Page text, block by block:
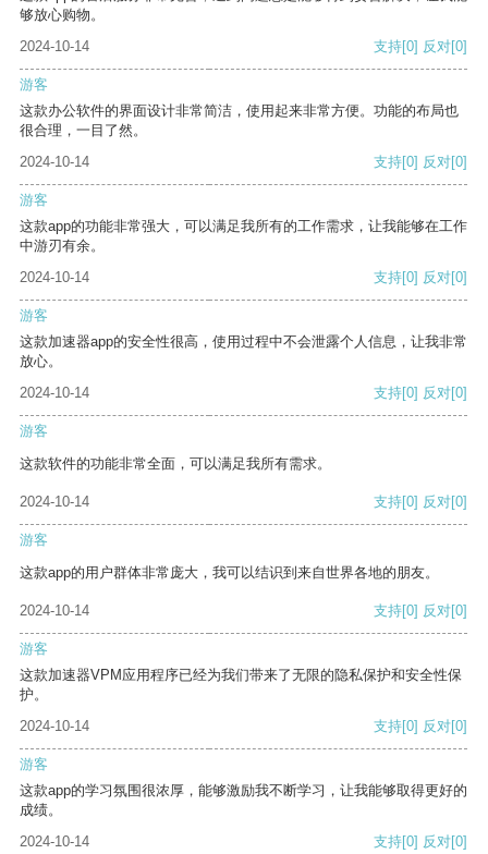
够放心购物。
2024-10-14
支持[0] 反对[0]
游客
这款办公软件的界面设计非常简洁，使用起来非常方便。功能的布局也
很合理，一目了然。
2024-10-14
支持[0] 反对[0]
游客
这款app的功能非常强大，可以满足我所有的工作需求，让我能够在工作
中游刃有余。
2024-10-14
支持[0] 反对[0]
游客
这款加速器app的安全性很高，使用过程中不会泄露个人信息，让我非常
放心。
2024-10-14
支持[0] 反对[0]
游客
这款软件的功能非常全面，可以满足我所有需求。
2024-10-14 支持[0] 反对[0]
游客
这款app的用户群体非常庞大，我可以结识到来自世界各地的朋友。
2024-10-14 支持[0] 反对[0]
游客
这款加速器VPM应用程序已经为我们带来了无限的隐私保护和安全性保
护。
2024-10-14
支持[0] 反对[0]
游客
这款app的学习氛围很浓厚，能够激励我不断学习，让我能够取得更好的
成绩。
2024-10-14
支持[0] 反对[0]